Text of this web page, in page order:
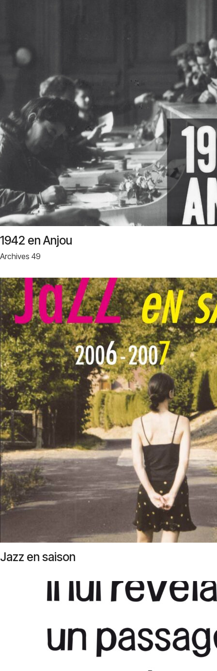
1942 en Anjou
Archives 49
Jazz en saison